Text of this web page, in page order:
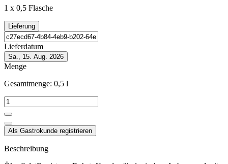
1 x 0,5 Flasche
Lieferung
Lieferdatum
Sa., 15. Aug. 2026
Menge
Gesamtmenge: 0,5 l
Als Gastrokunde registrieren
Beschreibung